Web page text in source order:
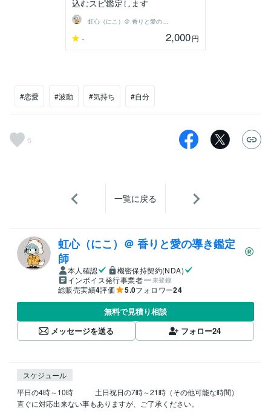
込むスピ鑑定します
虹心（にこ）＠ 香りと愛の導き鑑定師
- 2,000円
#恋愛 #波動 #気持ち #自分
6
一覧に戻る
虹心（にこ）＠ 香りと愛の導き鑑定
師
本人確認
機密保持契約(NDA)
インボイス発行事業者
未登録
総販売実績4評価 5.0フォロワー24
無料で見積り相談
メッセージを送る
フォロー24
スケジュール
平日の4時～10時　　　土日祝日の7時～21時（その他可能な時間）
直ぐに対応出来ない事もありますが、ご了承ください。